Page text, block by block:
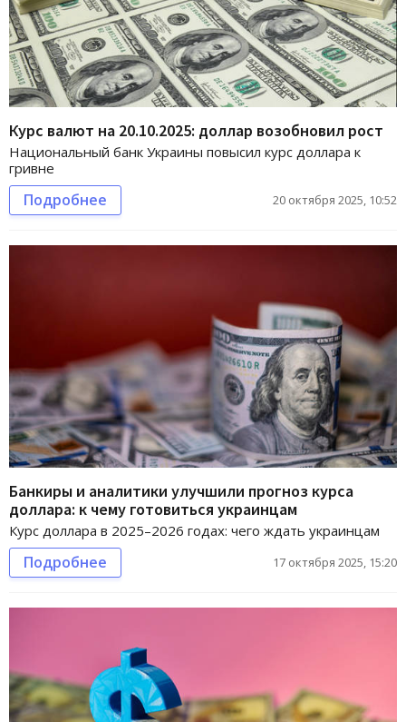
Курс валют на 20.10.2025: доллар возобновил рост
Национальный банк Украины повысил курс доллара к
гривне
Подробнее 20 октября 2025, 10:52
Банкиры и аналитики улучшили прогноз курса
доллара: к чему готовиться украинцам
Курс доллара в 2025–2026 годах: чего ждать украинцам
Подробнее 17 октября 2025, 15:20